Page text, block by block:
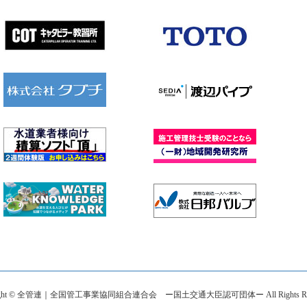
© 全管連｜全国管工事業協同組合連合会 ー国土交通大臣認可団体ー All Rights